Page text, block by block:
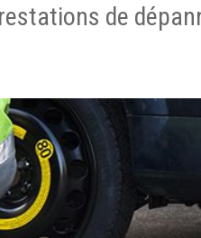
de